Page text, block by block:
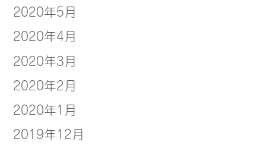
2020年5月
2020年4月
2020年3月
2020年2月
2020年1月
2019年12月